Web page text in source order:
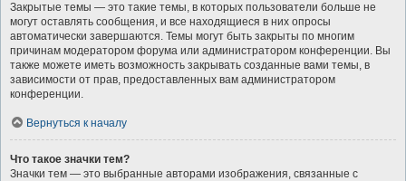
Закрытые темы — это такие темы, в которых пользователи больше не
могут оставлять сообщения, и все находящиеся в них опросы
автоматически завершаются. Темы могут быть закрыты по многим
причинам модератором форума или администратором конференции. Вы
также можете иметь возможность закрывать созданные вами темы, в
зависимости от прав, предоставленных вам администратором
конференции.
Вернуться к началу
Что такое значки тем?
Значки тем — это выбранные авторами изображения, связанные с